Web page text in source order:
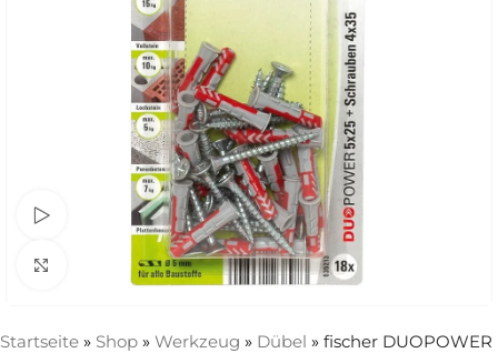
Video ansehen
Zum Vergrößern anklicken
Startseite » Shop » Werkzeug » Dübel » fischer DUOPOWER